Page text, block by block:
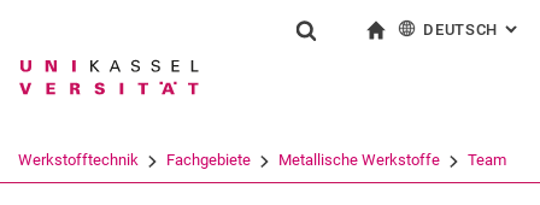
Springe direkt zu: Inhalt
Springe direkt zu: Suche
Springe direkt zu:
Suchbegriff
DEUTSCH :
Werkstofftechnik Fachgebiete Metallische Werkstoffe Team